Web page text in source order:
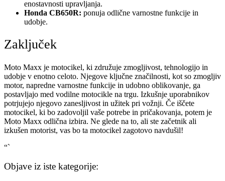
enostavnosti upravljanja.
Honda CB650R: ponuja odlične varnostne funkcije in
udobje.
Zaključek
Moto Maxx je motocikel, ki združuje zmogljivost, tehnologijo in
udobje v enotno celoto. Njegove ključne značilnosti, kot so zmogljiv
motor, napredne varnostne funkcije in udobno oblikovanje, ga
postavljajo med vodilne motocikle na trgu. Izkušnje uporabnikov
potrjujejo njegovo zanesljivost in užitek pri vožnji. Če iščete
motocikel, ki bo zadovoljil vaše potrebe in pričakovanja, potem je
Moto Maxx odlična izbira. Ne glede na to, ali ste začetnik ali
izkušen motorist, vas bo ta motocikel zagotovo navdušil!
“`
Objave iz iste kategorije: